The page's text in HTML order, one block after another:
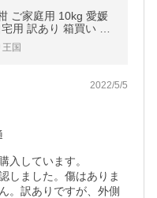
ご家庭用 10kg 愛媛
ん こだわり王国
国
2022/5/5
入しています。
しました。傷はありま
。訳ありですが、外側